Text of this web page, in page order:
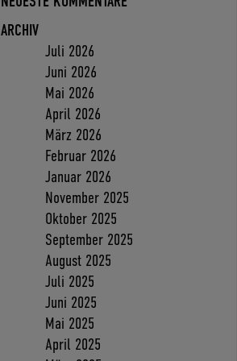
ARCHIV
Juli 2026
Juni 2026
Mai 2026
April 2026
März 2026
Februar 2026
Januar 2026
November 2025
Oktober 2025
September 2025
August 2025
Juli 2025
Juni 2025
Mai 2025
April 2025